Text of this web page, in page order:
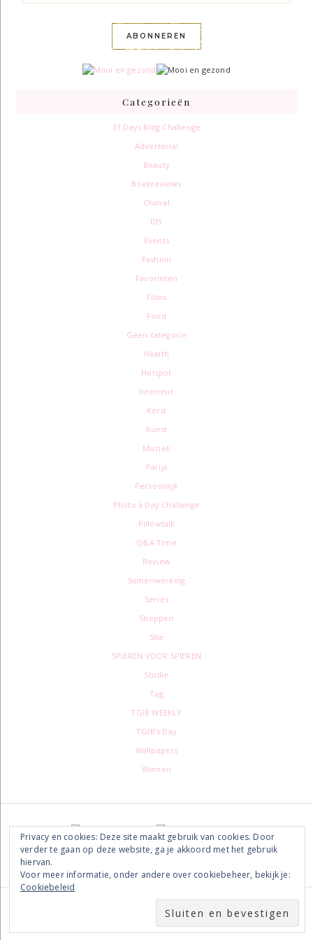
ABONNEREN
Categorieën
31 Days Blog Challenge
Advertorial
Beauty
Boekreviews
Chanel
DIY
Events
Fashion
Favorieten
Films
Food
Geen categorie
Health
Hotspot
Interieur
Kerst
Kunst
Muziek
Parijs
Persoonlijk
Photo a Day Challenge
Pillowtalk
Q&A Time
Review
Samenwerking
Series
Shoppen
Site
SPIEREN VOOR SPIEREN
Studie
Tag
TGIB WEEKLY
TGIB's Day
Wallpapers
Winnen
Footer
Privacy en cookies: Deze site maakt gebruik van cookies. Door
verder te gaan op deze website, ga je akkoord met het gebruik
hiervan.
Voor meer informatie, onder andere over cookiebeheer, bekijk je:
Cookiebeleid